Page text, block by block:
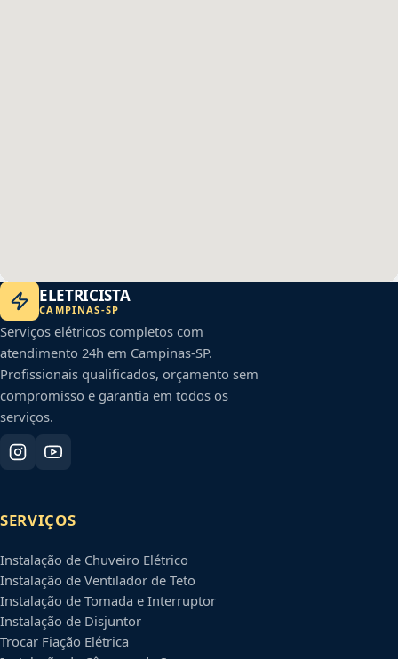
ELETRICISTA
CAMPINAS-SP
Serviços elétricos completos com
atendimento 24h em Campinas-SP.
Profissionais qualificados, orçamento sem
compromisso e garantia em todos os
serviços.
SERVIÇOS
Instalação de Chuveiro Elétrico
Instalação de Ventilador de Teto
Instalação de Tomada e Interruptor
Instalação de Disjuntor
Trocar Fiação Elétrica